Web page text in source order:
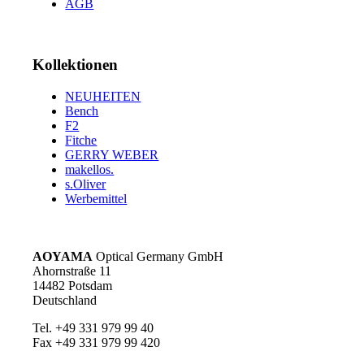
AGB
Kollektionen
NEUHEITEN
Bench
F2
Fitche
GERRY WEBER
makellos.
s.Oliver
Werbemittel
AOYAMA Optical Germany GmbH
Ahornstraße 11
14482 Potsdam
Deutschland
Tel. +49 331 979 99 40
Fax +49 331 979 99 420